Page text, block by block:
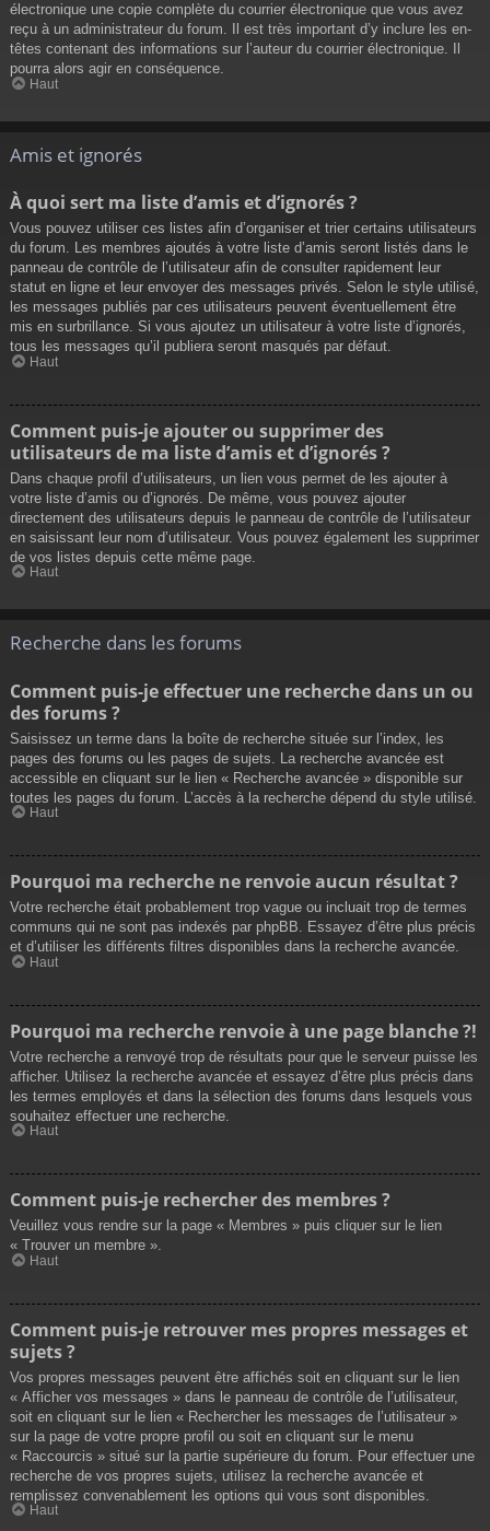
électronique une copie complète du courrier électronique que vous avez
reçu à un administrateur du forum. Il est très important d’y inclure les en-
têtes contenant des informations sur l’auteur du courrier électronique. Il
pourra alors agir en conséquence.
Haut
Amis et ignorés
À quoi sert ma liste d’amis et d’ignorés ?
Vous pouvez utiliser ces listes afin d’organiser et trier certains utilisateurs
du forum. Les membres ajoutés à votre liste d’amis seront listés dans le
panneau de contrôle de l’utilisateur afin de consulter rapidement leur
statut en ligne et leur envoyer des messages privés. Selon le style utilisé,
les messages publiés par ces utilisateurs peuvent éventuellement être
mis en surbrillance. Si vous ajoutez un utilisateur à votre liste d’ignorés,
tous les messages qu’il publiera seront masqués par défaut.
Haut
Comment puis-je ajouter ou supprimer des
utilisateurs de ma liste d’amis et d’ignorés ?
Dans chaque profil d’utilisateurs, un lien vous permet de les ajouter à
votre liste d’amis ou d’ignorés. De même, vous pouvez ajouter
directement des utilisateurs depuis le panneau de contrôle de l’utilisateur
en saisissant leur nom d’utilisateur. Vous pouvez également les supprimer
de vos listes depuis cette même page.
Haut
Recherche dans les forums
Comment puis-je effectuer une recherche dans un ou
des forums ?
Saisissez un terme dans la boîte de recherche située sur l’index, les
pages des forums ou les pages de sujets. La recherche avancée est
accessible en cliquant sur le lien « Recherche avancée » disponible sur
toutes les pages du forum. L’accès à la recherche dépend du style utilisé.
Haut
Pourquoi ma recherche ne renvoie aucun résultat ?
Votre recherche était probablement trop vague ou incluait trop de termes
communs qui ne sont pas indexés par phpBB. Essayez d’être plus précis
et d’utiliser les différents filtres disponibles dans la recherche avancée.
Haut
Pourquoi ma recherche renvoie à une page blanche ?!
Votre recherche a renvoyé trop de résultats pour que le serveur puisse les
afficher. Utilisez la recherche avancée et essayez d’être plus précis dans
les termes employés et dans la sélection des forums dans lesquels vous
souhaitez effectuer une recherche.
Haut
Comment puis-je rechercher des membres ?
Veuillez vous rendre sur la page « Membres » puis cliquer sur le lien
« Trouver un membre ».
Haut
Comment puis-je retrouver mes propres messages et
sujets ?
Vos propres messages peuvent être affichés soit en cliquant sur le lien
« Afficher vos messages » dans le panneau de contrôle de l’utilisateur,
soit en cliquant sur le lien « Rechercher les messages de l’utilisateur »
sur la page de votre propre profil ou soit en cliquant sur le menu
« Raccourcis » situé sur la partie supérieure du forum. Pour effectuer une
recherche de vos propres sujets, utilisez la recherche avancée et
remplissez convenablement les options qui vous sont disponibles.
Haut